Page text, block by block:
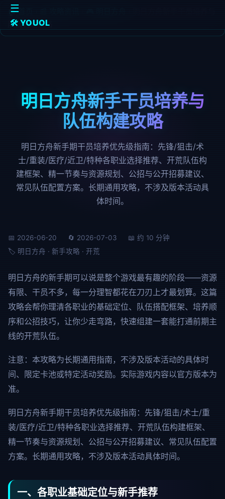
☰
🛠️ YOUOL
🏠 首页
队伍构建攻略
明日方舟新手干员培养与
队伍构建攻略
明日方舟新手期干员培养优先级指南：先锋/狙击/术
士/重装/医疗/近卫/特种各职业选择推荐、开荒队伍构
建框架、精一节奏与资源规划、公招与公开招募建议、
常见队伍配置方案。长期通用攻略，不涉及版本活动具
体时间。
📅 2026-06-20 🔄 2026-07-03
📖 约 10 分钟
🏷️ 明日方舟 · 新手攻略 · 开荒
明日方舟的新手期可以说是整个游戏最有趣的阶段——资源
有限、干员不多，每一分理智都花在刀刃上才最划算。这篇
攻略会帮你理清各职业的基础定位、队伍搭配框架、培养顺
序和公招技巧，让你少走弯路，快速组建一套能打通前期主
线的开荒队伍。
注意：本攻略为长期通用指南，不涉及版本活动的具体时
间、限定卡池或特定活动奖励。实际游戏内容以官方版本为
准。
明日方舟新手期干员培养优先级指南：先锋/狙击/术士/重
装/医疗/近卫/特种各职业选择推荐、开荒队伍构建框架、
精一节奏与资源规划、公招与公开招募建议、常见队伍配置
方案。长期通用攻略，不涉及版本活动具体时间。
一、各职业基础定位与新手推荐